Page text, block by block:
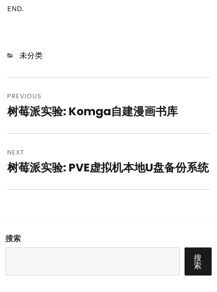
END.
Categories
未分类
章
导
航
PREVIOUS
Previous
树莓派实验: Komga自建漫画书库
NEXT
Next
树莓派实验: PVE虚拟机本地U盘备份系统
搜索
搜
索